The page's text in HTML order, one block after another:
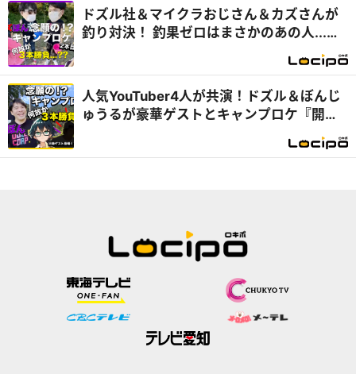
ドズル社＆マイクラおじさん＆カズさんが
釣り対決！ 釣果ゼロはまさかのあの人...
人気YouTuber4人が共演！ドズル＆ぼんじ
ゅうるが豪華ゲストとキャンプロケ『開